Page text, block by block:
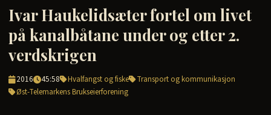
Ivar Haukelidsæter fortel om livet
på kanalbåtane under og etter 2.
verdskrigen
2016 45:58 Hvalfangst og fiske
Transport og kommunikasjon
Øst-Telemarkens Brukseierforening